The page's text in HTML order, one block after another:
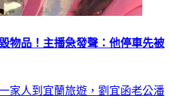
物品！主播急發聲：他停車先被
家人到宜蘭旅遊，劉宜函老公潘